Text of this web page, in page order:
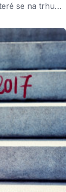
se na trhu
spíš
že je
nevzali Lidé